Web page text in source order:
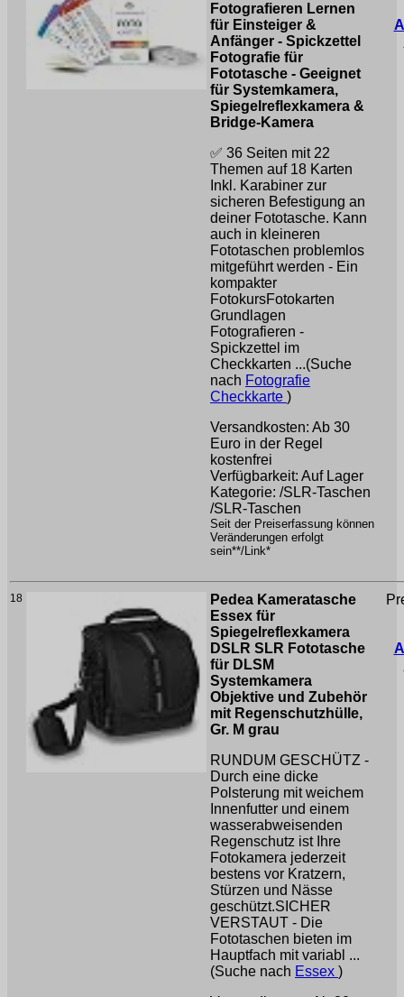
Fotografieren Lernen
für Einsteiger &
Anfänger - Spickzettel
Fotografie für
Fototasche - Geeignet
für Systemkamera,
Spiegelreflexkamera &
Bridge-Kamera
✅ 36 Seiten mit 22
Themen auf 18 Karten
Inkl. Karabiner zur
sicheren Befestigung an
deiner Fototasche. Kann
auch in kleineren
Fototaschen problemlos
mitgeführt werden - Ein
kompakter
FotokursFotokarten
Grundlagen
Fotografieren -
Spickzettel im
Checkkarten ...(Suche
nach Fotografie
Checkkarte )
Versandkosten: Ab 30
Euro in der Regel
kostenfrei
Verfügbarkeit: Auf Lager
Kategorie: /SLR-Taschen
/SLR-Taschen
Seit der Preiserfassung können
Veränderungen erfolgt
sein**/Link*
18
Pedea Kameratasche
Essex für
Spiegelreflexkamera
DSLR SLR Fototasche
für DLSM
Systemkamera
Objektive und Zubehör
mit Regenschutzhülle,
Gr. M grau
RUNDUM GESCHÜTZ -
Durch eine dicke
Polsterung mit weichem
Innenfutter und einem
wasserabweisenden
Regenschutz ist Ihre
Fotokamera jederzeit
bestens vor Kratzern,
Stürzen und Nässe
geschützt.SICHER
VERSTAUT - Die
Fototaschen bieten im
Hauptfach mit variabl ...
(Suche nach Essex )